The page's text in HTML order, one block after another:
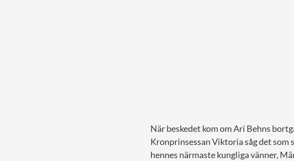
När beskedet kom om Ari Behns
Kronprinsessan Viktoria såg det
hennes närmaste kungliga vänner,